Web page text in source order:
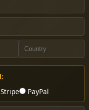
Stripe PayPal